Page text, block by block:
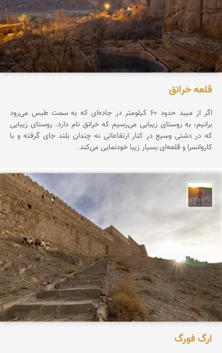
قلعه خرانق
اگر از میبد حدود ۶۰ کیلومتر در جاده‌ای که به سمت طبس می‌رود
برانیم، به روستای زیبایی می‌رسیم که خرانق نام دارد. روستای زیبایی
که در دشتی وسیع در کنار ارتفاعاتی نه چندان بلند جای گرفته و با
کاروانسرا و قلعه‌ای بسیار زیبا خودنمایی می‌کند.
ارگ فورگ